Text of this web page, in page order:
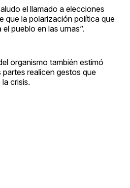
el llamado a elecciones
que la polarización política que
pueblo en las urnas”.
organismo también estimó
realicen gestos que
crisis.